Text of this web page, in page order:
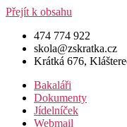
Přejít k obsahu
474 774 922
skola@zskratka.cz
Krátká 676,
Bakaláři
Dokumenty
Jídelníček
Webmail